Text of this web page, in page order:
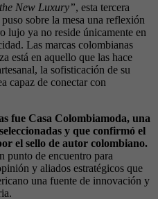
New Luxury”, esta tercera
sobre la mesa una reflexión
lujo ya no reside únicamente en
Las marcas colombianas
está en aquello que las hace
la sofisticación de su
capaz de conectar con
fue Casa Colombiamoda, una
y que confirmó el
el sello de autor colombiano.
punto de encuentro para
y aliados estratégicos que
una fuente de innovación y